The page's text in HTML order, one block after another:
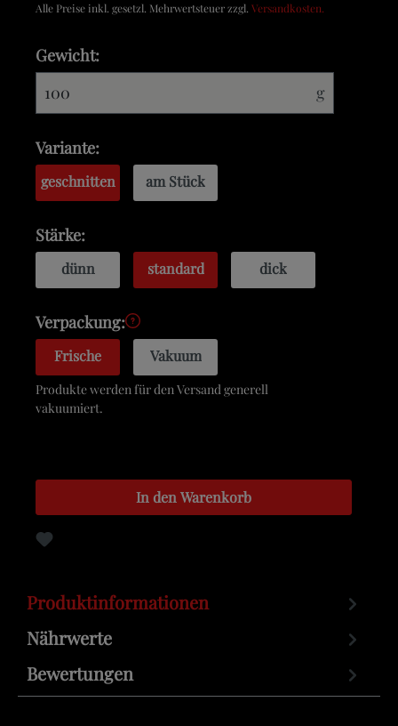
Alle Preise inkl. gesetzl. Mehrwertsteuer zzgl. Versandkosten.
Gewicht:
g
Variante:
geschnitten am Stück
Stärke:
dünn standard dick
Verpackung:
Frische Vakuum
Produkte werden für den Versand generell
vakuumiert.
In den Warenkorb
Produktinformationen
Nährwerte
Bewertungen